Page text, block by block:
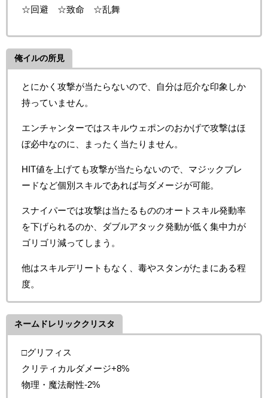
☆回避 ☆致命 ☆乱舞
俺イルの所見
とにかく攻撃が当たらないので、自分は厄介な印象しか
持っていません。
エンチャンターではスキルウェポンのおかげで攻撃はほ
ぼ必中なのに、まったく当たりません。
HIT値を上げても攻撃が当たらないので、マジックブレ
ードなど個別スキルであれば与ダメージが可能。
スナイパーでは攻撃は当たるもののオートスキル発動率
を下げられるのか、ダブルアタック発動が低く集中力が
ゴリゴリ減ってしまう。
他はスキルデリートもなく、毒やスタンがたまにある程
度。
ネームドレリッククリスタ
□グリフィス
クリティカルダメージ+8%
物理・魔法耐性-2%